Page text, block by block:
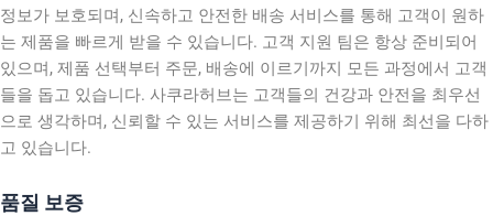
정보가 보호되며, 신속하고 안전한 배송 서비스를 통해 고객이 원하
는 제품을 빠르게 받을 수 있습니다. 고객 지원 팀은 항상 준비되어
있으며, 제품 선택부터 주문, 배송에 이르기까지 모든 과정에서 고객
들을 돕고 있습니다. 사쿠라허브는 고객들의 건강과 안전을 최우선
으로 생각하며, 신뢰할 수 있는 서비스를 제공하기 위해 최선을 다하
고 있습니다.
품질 보증